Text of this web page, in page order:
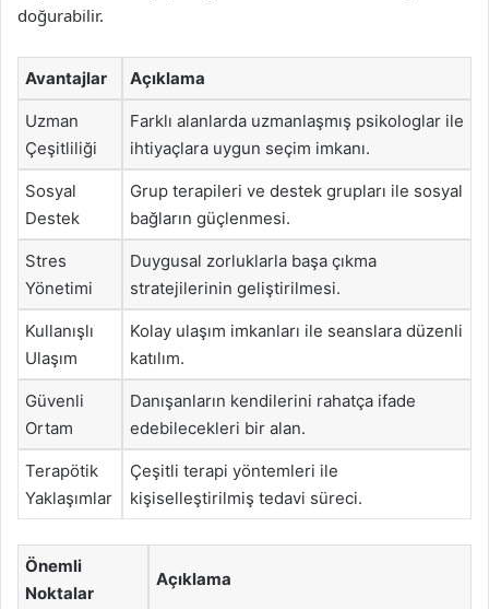
doğurabilir.
Avantajlar Açıklama
Uzman
Çeşitliliği
Farklı alanlarda uzmanlaşmış psikologlar ile
ihtiyaçlara uygun seçim imkanı.
Sosyal
Destek
Grup terapileri ve destek grupları ile sosyal
bağların güçlenmesi.
Stres
Yönetimi
Duygusal zorluklarla başa çıkma
stratejilerinin geliştirilmesi.
Kullanışlı
Ulaşım
Kolay ulaşım imkanları ile seanslara düzenli
katılım.
Güvenli
Ortam
Danışanların kendilerini rahatça ifade
edebilecekleri bir alan.
Terapötik
Yaklaşımlar
Çeşitli terapi yöntemleri ile
kişiselleştirilmiş tedavi süreci.
Önemli
Noktalar
Açıklama